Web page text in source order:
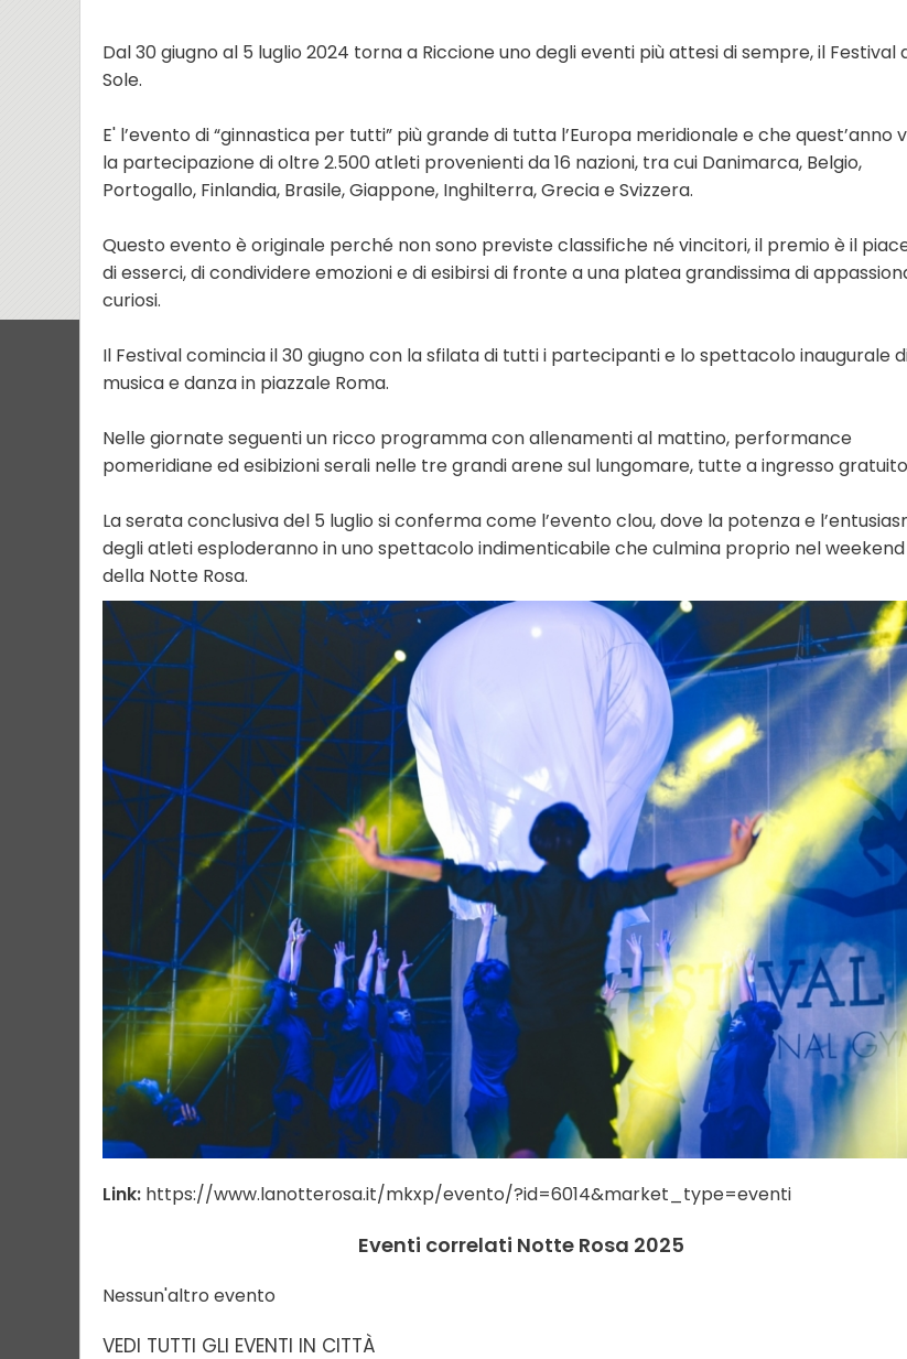
Dal 30 giugno al 5 luglio 2024 torna a Riccione uno degli eventi più attesi di sempre, il Festival
Sole.
E' l’evento di “ginnastica per tutti” più grande di tutta l’Europa meridionale e che quest’anno
la partecipazione di oltre 2.500 atleti provenienti da 16 nazioni, tra cui Danimarca, Belgio,
Portogallo, Finlandia, Brasile, Giappone, Inghilterra, Grecia e Svizzera.
Questo evento è originale perché non sono previste classifiche né vincitori, il premio è il
di esserci, di condividere emozioni e di esibirsi di fronte a una platea grandissima di
curiosi.
Il Festival comincia il 30 giugno con la sfilata di tutti i partecipanti e lo spettacolo inaugurale
musica e danza in piazzale Roma.
Nelle giornate seguenti un ricco programma con allenamenti al mattino, performance
pomeridiane ed esibizioni serali nelle tre grandi arene sul lungomare, tutte a ingresso
La serata conclusiva del 5 luglio si conferma come l’evento clou, dove la potenza e
degli atleti esploderanno in uno spettacolo indimenticabile che culmina proprio nel weekend
della Notte Rosa.
Link: https://www.lanotterosa.it/mkxp/evento/?id=6014&market_type=eventi
Eventi correlati Notte Rosa 2025
Nessun'altro evento
VEDI TUTTI GLI EVENTI IN CITTÀ